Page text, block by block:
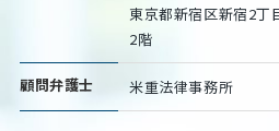
東京都新宿区新宿2丁
2階
顧問弁護士 米重法律事務所